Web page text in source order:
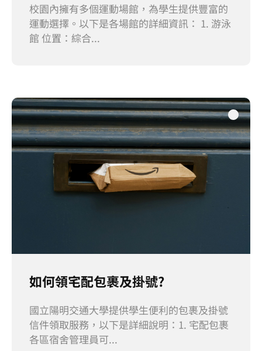
校園內擁有多個運動場館，為學生提供豐富的
運動選擇。以下是各場館的詳細資訊： 1. 游泳
館 位置：綜合...
如何領宅配包裹及掛號?
國立陽明交通大學提供學生便利的包裹及掛號
信件領取服務，以下是詳細說明：1. 宅配包裹
各區宿舍管理員可...